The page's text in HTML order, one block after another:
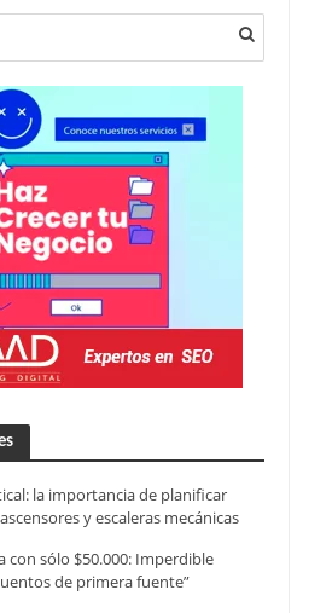
la importancia de planificar
y escaleras mecánicas
con sólo $50.000: Imperdible
de primera fuente”